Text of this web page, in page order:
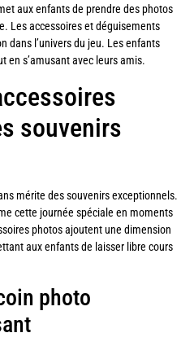
aux enfants de prendre des photos
Les accessoires et déguisements
dans l’univers du jeu. Les enfants
en s’amusant avec leurs amis.
souvenirs
mérite des souvenirs exceptionnels.
cette journée spéciale en moments
photos ajoutent une dimension
aux enfants de laisser libre cours
photo